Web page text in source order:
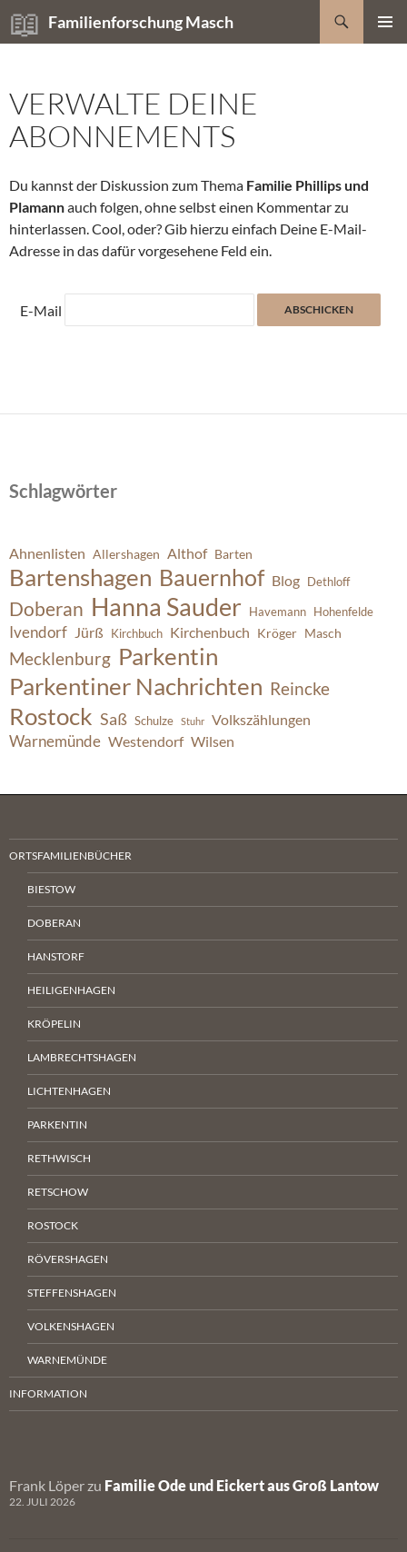
Zum
Inhalt
Familienforschung Masch
Suchen
VERWALTE DEINE
ABONNEMENTS
Du kannst der Diskussion zum Thema Familie Phillips und
Plamannauch folgen, ohne selbst einen Kommentar zu
hinterlassen. Cool, oder? Gib hierzu einfach Deine E-Mail-
Adresse in das dafür vorgesehene Feld ein.
E-Mail
Schlagwörter
Ahnenlisten Allershagen Althof Barten
Bartenshagen Bauernhof Blog Dethloff
Doberan Hanna Sauder Havemann Hohenfelde
Ivendorf Jürß Kirchbuch Kirchenbuch Kröger Masch
Mecklenburg Parkentin
Parkentiner Nachrichten Reincke
Rostock Saß Schulze Stuhr Volkszählungen
Warnemünde Westendorf Wilsen
ORTSFAMILIENBÜCHER
BIESTOW
DOBERAN
HANSTORF
HEILIGENHAGEN
KRÖPELIN
LAMBRECHTSHAGEN
LICHTENHAGEN
PARKENTIN
RETHWISCH
RETSCHOW
ROSTOCK
RÖVERSHAGEN
STEFFENSHAGEN
VOLKENSHAGEN
WARNEMÜNDE
INFORMATION
Frank Löper zu Familie Ode und Eickert aus Groß Lantow
22. JULI 2026